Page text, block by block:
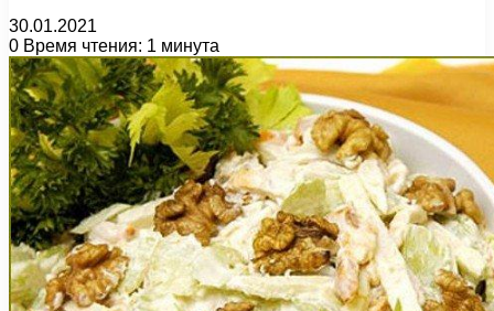
30.01.2021
0 Время чтения: 1 минута